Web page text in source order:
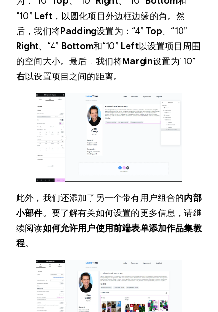
“10” Left ，以圆化项目外边框边缘的角。然
后，我们将Padding设置为：“4” Top、“10”
Right、“4” Bottom和“10” Left以设置项目周围
的空间大小。最后，我们将Margin设置为“10”
右以设置项目之间的距离。
此外，我们还添加了另一个带有用户组合的内部
小部件。要了解有关如何设置的更多信息，请继
续阅读如何允许用户使用前端表单添加作品集教
程。